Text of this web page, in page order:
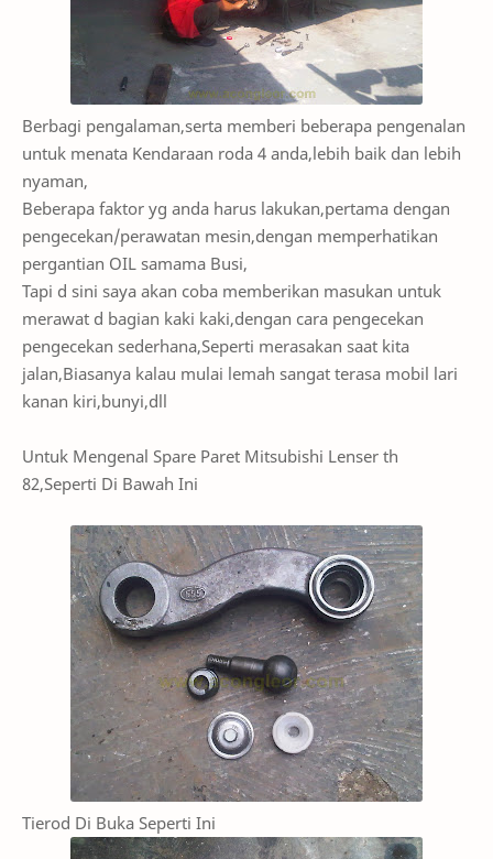
Berbagi pengalaman,serta memberi beberapa pengenalan
untuk menata Kendaraan roda 4 anda,lebih baik dan lebih
nyaman,
Beberapa faktor yg anda harus lakukan,pertama dengan
pengecekan/perawatan mesin,dengan memperhatikan
pergantian OIL samama Busi,
Tapi d sini saya akan coba memberikan masukan untuk
merawat d bagian kaki kaki,dengan cara pengecekan
pengecekan sederhana,Seperti merasakan saat kita
jalan,Biasanya kalau mulai lemah sangat terasa mobil lari
kanan kiri,bunyi,dll
Untuk Mengenal Spare Paret Mitsubishi Lenser th
82,Seperti Di Bawah Ini
Tierod Di Buka Seperti Ini